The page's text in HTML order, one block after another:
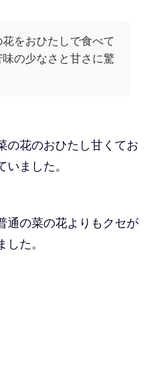
をおひたしで食べて
の少なさと甘さに驚
の花のおひたし甘くてお
いました。
通の菜の花よりもクセが
た。